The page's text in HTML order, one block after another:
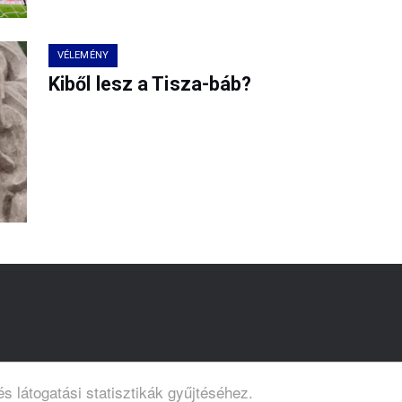
látogatási statisztikák gyűjtéséhez.
VÉLEMÉNY
Kiből lesz a Tisza-báb?